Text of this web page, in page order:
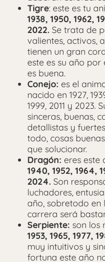
Tigre: este es tu
1938, 1950, 1962,
2022. Se trata de
valientes, activos,
tienen un gran
este es su año por
es buena.
Conejo: es el
nacido en 1927,
1999, 2011 y 2023.
sinceras, buenas,
detallistas y
todo, cosas
que solucionar.
Dragón: eres este
1940, 1952, 1964,
2024. Son
luchadores,
año, sobretodo en
carrera será
Serpiente: son los
1953, 1965, 1977,
muy intuitivos y
fortuna este año